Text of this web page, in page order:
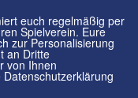
per